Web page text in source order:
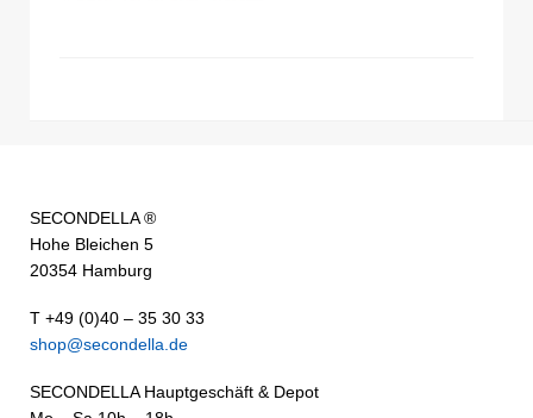
SECONDELLA ®
Hohe Bleichen 5
20354 Hamburg
T +49 (0)40 – 35 30 33
shop@secondella.de
SECONDELLA Hauptgeschäft & Depot